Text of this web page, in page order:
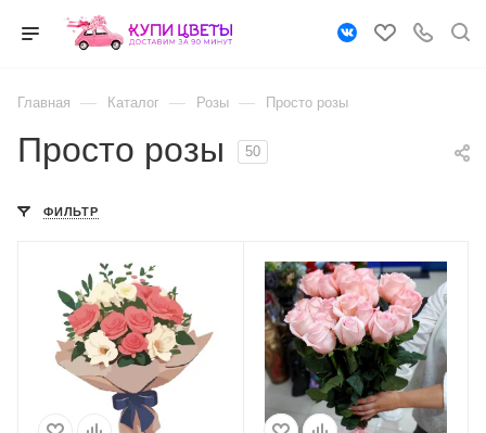
Главная — Каталог — Розы — Просто розы
Просто розы 50
ФИЛЬТР